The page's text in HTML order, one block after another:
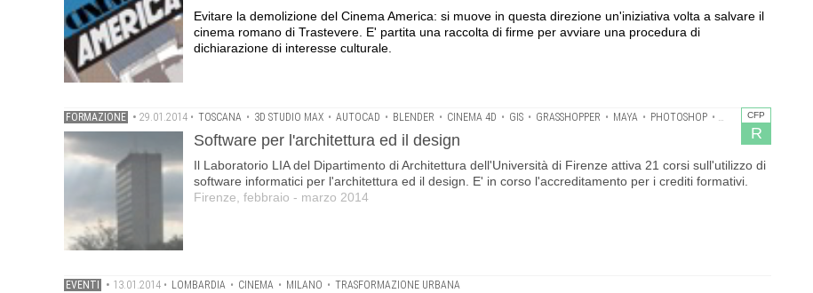
Evitare la demolizione del Cinema America: si muove in questa direzione un'iniziativa volta a salvare il
cinema romano di Trastevere. E' partita una raccolta di firme per avviare una procedura di
dichiarazione di interesse culturale.
CFP
R
FORMAZIONE • 29.01.2014 • TOSCANA • 3D STUDIO MAX • AUTOCAD • BLENDER • CINEMA 4D • GIS • GRASSHOPPER • MAYA • PHOTOSHOP • REVIT •RHINOCEROS
Software per l'architettura ed il design
Il Laboratorio LIA del Dipartimento di Architettura dell'Università di Firenze attiva 21 corsi sull'utilizzo di
software informatici per l'architettura ed il design. E' in corso l'accreditamento per i crediti formativi.
Firenze, febbraio - marzo 2014
EVENTI • 13.01.2014 • LOMBARDIA • CINEMA • MILANO • TRASFORMAZIONE URBANA